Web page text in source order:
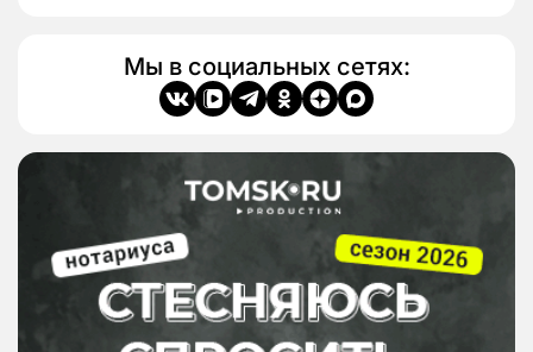
Мы в социальных сетях: